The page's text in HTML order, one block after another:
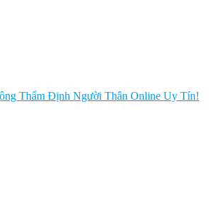
Thẩm Định Người Thân Online Uy Tín!